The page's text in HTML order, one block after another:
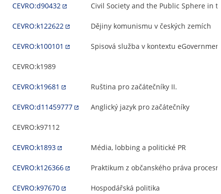
CEVRO:d90432 Civil Society and the Public Sphere in
CEVRO:k122622 Dějiny komunismu v českých zemích
CEVRO:k100101 Spisová služba v kontextu
CEVRO:k1989
CEVRO:k19681 Ruština pro začátečníky II.
CEVRO:d11459777 Anglický jazyk pro začátečníky
CEVRO:k97112
CEVRO:k1893 Média, lobbing a politické PR
CEVRO:k126366 Praktikum z občanského práva
CEVRO:k97670 Hospodářská politika